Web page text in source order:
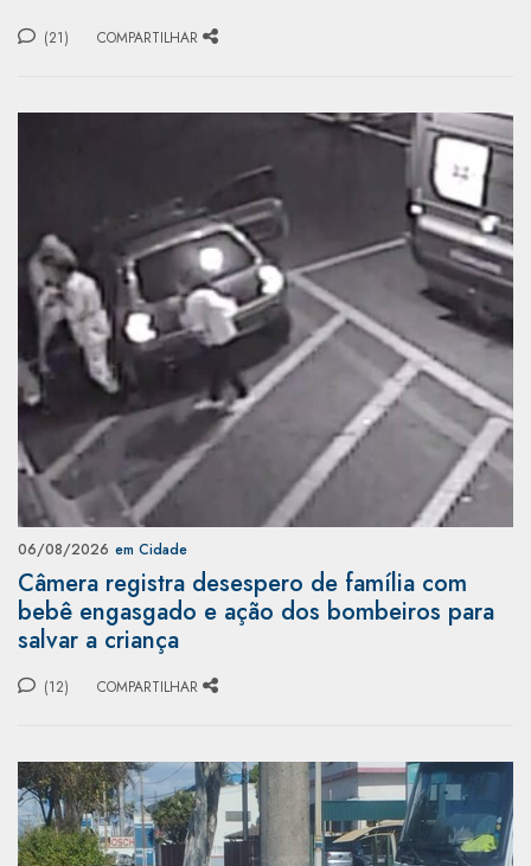
(21) COMPARTILHAR
06/08/2026 em Cidade
Câmera registra desespero de família com
bebê engasgado e ação dos bombeiros para
salvar a criança
(12) COMPARTILHAR